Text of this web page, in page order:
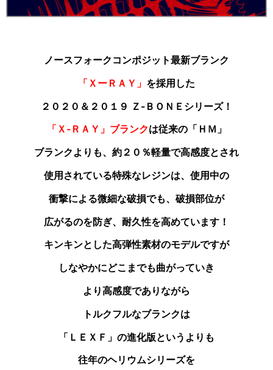
ノースフォークコンポジット最新ブランク
「ＸーＲＡＹ」 を採用した
２０２０＆２０１９ Ｚ‐ＢＯＮＥシリーズ！
「Ｘ‐ＲＡＹ」ブランクは従来の「ＨＭ」
ブランクよりも、約２０％軽量で高感度とされ
使用されている特殊なレジンは、使用中の
衝撃による微細な破損でも、破損部位が
広がるのを防ぎ、耐久性を高めています！
キンキンとした高弾性素材のモデルですが
しなやかにどこまでも曲がっていき
より高感度でありながら
トルクフルなブランクは
「ＬＥＸＦ」の進化版というよりも
往年のヘリウムシリーズを